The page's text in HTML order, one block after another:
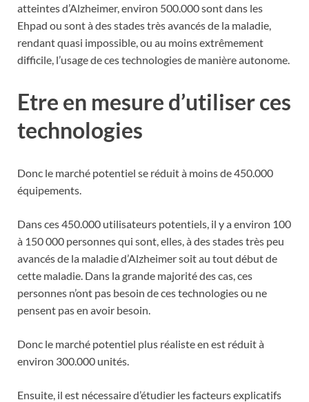
atteintes d’Alzheimer, environ 500.000 sont dans les
Ehpad ou sont à des stades très avancés de la maladie,
rendant quasi impossible, ou au moins extrêmement
difficile, l’usage de ces technologies de manière autonome.
Etre en mesure d’utiliser ces
technologies
Donc le marché potentiel se réduit à moins de 450.000
équipements.
Dans ces 450.000 utilisateurs potentiels, il y a environ 100
à 150 000 personnes qui sont, elles, à des stades très peu
avancés de la maladie d’Alzheimer soit au tout début de
cette maladie. Dans la grande majorité des cas, ces
personnes n’ont pas besoin de ces technologies ou ne
pensent pas en avoir besoin.
Donc le marché potentiel plus réaliste en est réduit à
environ 300.000 unités.
Ensuite, il est nécessaire d’étudier les facteurs explicatifs